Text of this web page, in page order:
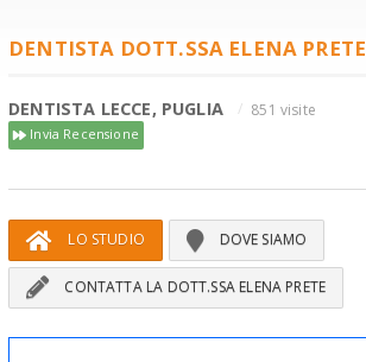
DENTISTA DOTT.SSA ELENA PRETE
DENTISTA LECCE, PUGLIA 851 visite
Invia Recensione
LO STUDIO DOVE SIAMO
CONTATTA LA DOTT.SSA ELENA PRETE